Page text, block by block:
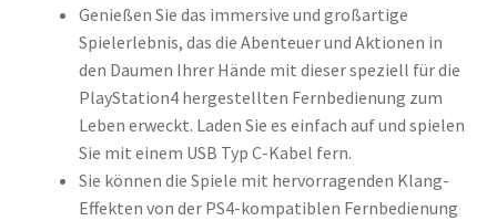
Genießen Sie das immersive und großartige
Spielerlebnis, das die Abenteuer und Aktionen in
den Daumen Ihrer Hände mit dieser speziell für die
PlayStation4 hergestellten Fernbedienung zum
Leben erweckt. Laden Sie es einfach auf und spielen
Sie mit einem USB Typ C-Kabel fern.
Sie können die Spiele mit hervorragenden Klang-
Effekten von der PS4-kompatiblen Fernbedienung